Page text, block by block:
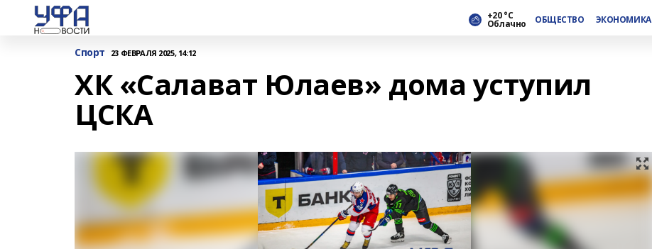
+20 °С
Облачно ОБЩЕСТВО ЭКОНОМИКА
Спорт 23 ФЕВРАЛЯ 2025, 14:12
ХК «Салават Юлаев» дома уступил
ЦСКА